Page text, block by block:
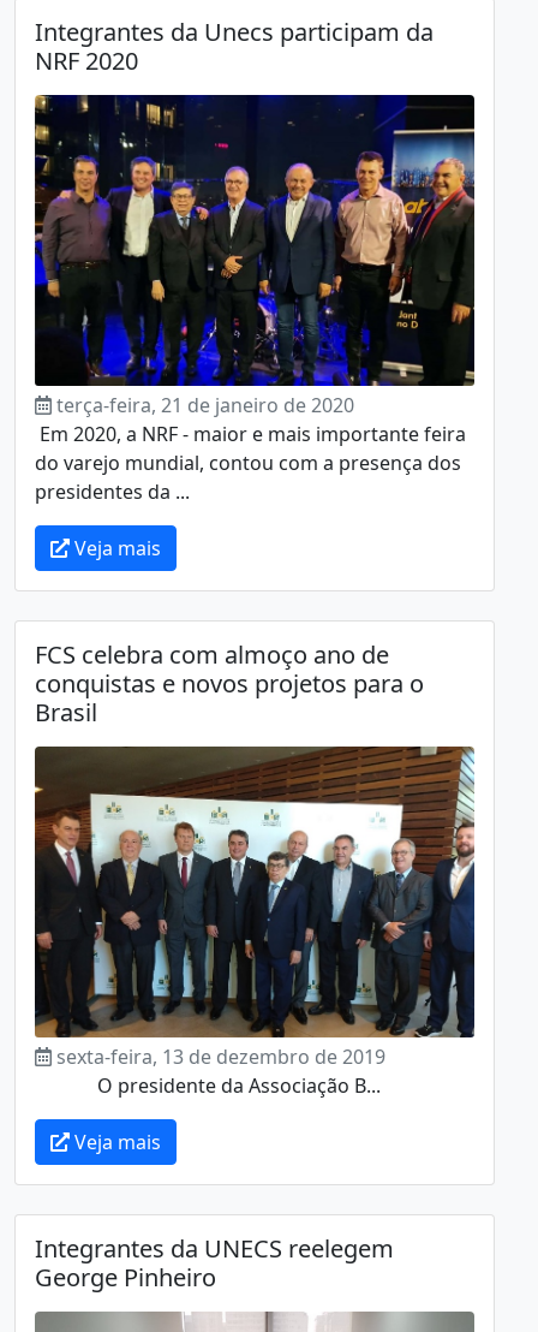
Integrantes da Unecs participam da
NRF 2020
terça-feira, 21 de janeiro de 2020
Em 2020, a NRF - maior e mais importante feira
do varejo mundial, contou com a presença dos
presidentes da ...
Veja mais
FCS celebra com almoço ano de
conquistas e novos projetos para o
Brasil
sexta-feira, 13 de dezembro de 2019
O presidente da Associação B...
Veja mais
Integrantes da UNECS reelegem
George Pinheiro